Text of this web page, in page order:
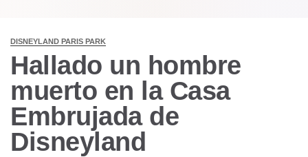
DISNEYLAND PARIS PARK
Hallado un hombre
muerto en la Casa
Embrujada de
Disneyland